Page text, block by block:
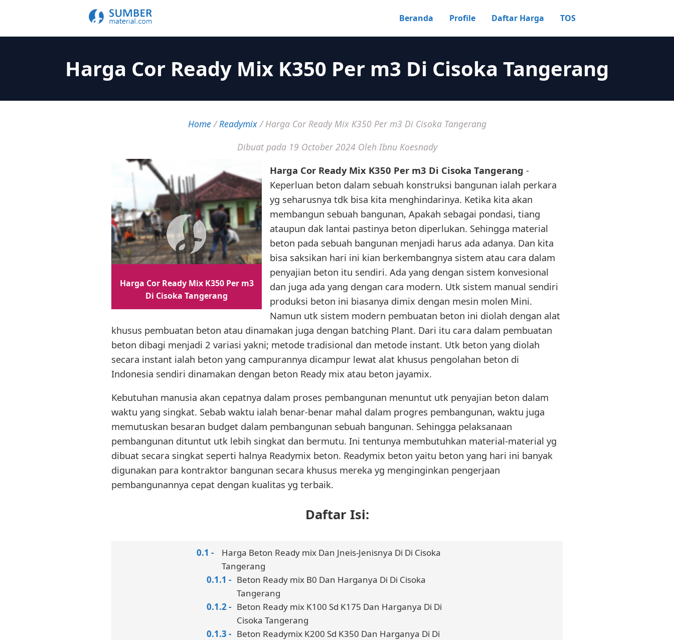
Beranda Profile Daftar Harga TOS
Harga Cor Ready Mix K350 Per m3 Di Cisoka Tangerang
Home/Readymix/Harga Cor Ready Mix K350 Per m3 Di Cisoka Tangerang
Dibuat pada 19 October 2024 Oleh Ibnu Koesnady
Harga Cor Ready Mix K350 Per m3
Di Cisoka Tangerang
Harga Cor Ready Mix K350 Per m3 Di Cisoka Tangerang -
Keperluan beton dalam sebuah konstruksi bangunan ialah perkara
yg seharusnya tdk bisa kita menghindarinya. Ketika kita akan
membangun sebuah bangunan, Apakah sebagai pondasi, tiang
ataupun dak lantai pastinya beton diperlukan. Sehingga material
beton pada sebuah bangunan menjadi harus ada adanya. Dan kita
bisa saksikan hari ini kian berkembangnya sistem atau cara dalam
penyajian beton itu sendiri. Ada yang dengan sistem konvesional
dan juga ada yang dengan cara modern. Utk sistem manual sendiri
produksi beton ini biasanya dimix dengan mesin molen Mini.
Namun utk sistem modern pembuatan beton ini diolah dengan alat
khusus pembuatan beton atau dinamakan juga dengan batching Plant. Dari itu cara dalam pembuatan
beton dibagi menjadi 2 variasi yakni; metode tradisional dan metode instant. Utk beton yang diolah
secara instant ialah beton yang campurannya dicampur lewat alat khusus pengolahan beton di
Indonesia sendiri dinamakan dengan beton Ready mix atau beton jayamix.
Kebutuhan manusia akan cepatnya dalam proses pembangunan menuntut utk penyajian beton dalam
waktu yang singkat. Sebab waktu ialah benar-benar mahal dalam progres pembangunan, waktu juga
memutuskan besaran budget dalam pembangunan sebuah bangunan. Sehingga pelaksanaan
pembangunan dituntut utk lebih singkat dan bermutu. Ini tentunya membutuhkan material-material yg
dibuat secara singkat seperti halnya Readymix beton. Readymix beton yaitu beton yang hari ini banyak
digunakan para kontraktor bangunan secara khusus mereka yg menginginkan pengerjaan
pembangunannya cepat dengan kualitas yg terbaik.
Daftar Isi:
Harga Beton Ready mix Dan Jneis-Jenisnya Di Di Cisoka
Tangerang
Beton Ready mix B0 Dan Harganya Di Di Cisoka
Tangerang
Beton Ready mix K100 Sd K175 Dan Harganya Di Di
Cisoka Tangerang
Beton Readymix K200 Sd K350 Dan Harganya Di Di